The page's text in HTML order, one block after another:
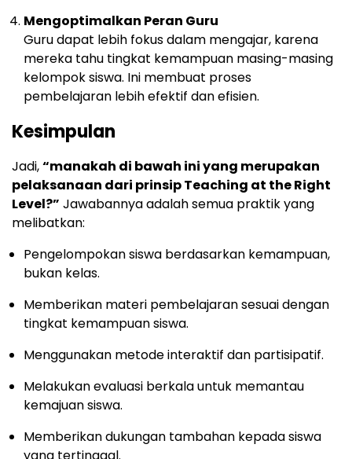
Mengoptimalkan Peran Guru
Guru dapat lebih fokus dalam mengajar, karena
mereka tahu tingkat kemampuan masing-masing
kelompok siswa. Ini membuat proses
pembelajaran lebih efektif dan efisien.
Kesimpulan
Jadi,“manakah di bawah ini yang merupakan
pelaksanaan dari prinsip Teaching at the Right
Level?” Jawabannya adalah semua praktik yang
melibatkan:
Pengelompokan siswa berdasarkan kemampuan,
bukan kelas.
Memberikan materi pembelajaran sesuai dengan
tingkat kemampuan siswa.
Menggunakan metode interaktif dan partisipatif.
Melakukan evaluasi berkala untuk memantau
kemajuan siswa.
Memberikan dukungan tambahan kepada siswa